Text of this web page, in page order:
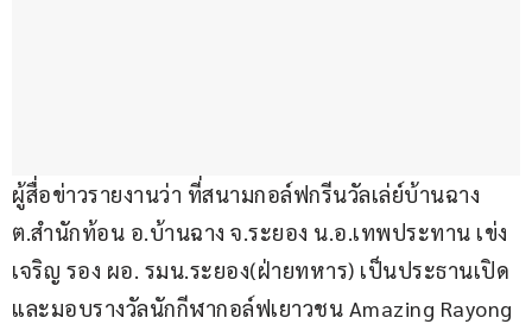
ผู้สื่อข่าวรายงานว่า ที่สนามกอล์ฟกรีนวัลเล่ย์บ้านฉาง
ต.สำนักท้อน อ.บ้านฉาง จ.ระยอง น.อ.เทพประทาน เข่ง
เจริญ รอง ผอ. รมน.ระยอง(ฝ่ายทหาร) เป็นประธานเปิด
และมอบรางวัลนักกีฬากอล์ฟเยาวชน Amazing Rayong